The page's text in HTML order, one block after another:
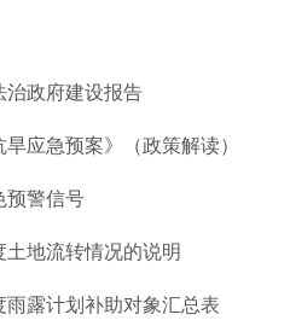
治政府建设报告
旱应急预案》（政策解读）
预警信号
土地流转情况的说明
雨露计划补助对象汇总表